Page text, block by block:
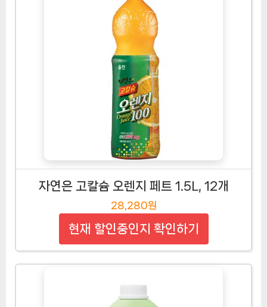
자연은 고칼슘 오렌지 페트 1.5L, 12개
28,280원
현재 할인중인지 확인하기